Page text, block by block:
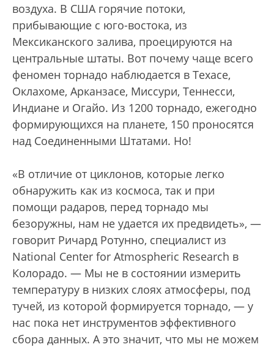
воздуха. В США горячие потоки,
прибывающие с юго-востока, из
Мексиканского залива, проецируются на
центральные штаты. Вот почему чаще всего
феномен торнадо наблюдается в Техасе,
Оклахоме, Арканзасе, Миссури, Теннесси,
Индиане и Огайо. Из 1200 торнадо, ежегодно
формирующихся на планете, 150 проносятся
над Соединенными Штатами. Но!
«В отличие от циклонов, которые легко
обнаружить как из космоса, так и при
помощи радаров, перед торнадо мы
безоружны, нам не удается их предвидеть», —
говорит Ричард Ротунно, специалист из
National Center for Atmospheric Research в
Колорадо. — Мы не в состоянии измерить
температуру в низких слоях атмосферы, под
тучей, из которой формируется торнадо, — у
нас пока нет инструментов эффективного
сбора данных. А это значит, что мы не можем